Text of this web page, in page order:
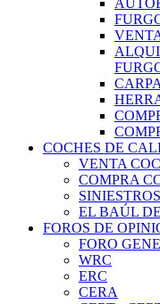
COCHES DE
VENTA
COMPRA
EL BAÚL
FOROS DE
FORO
WRC
ERC
CERA